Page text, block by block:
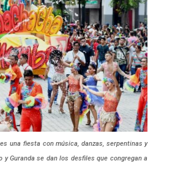
una fiesta con música, danzas, serpentinas y
y Guranda se dan los desfiles que congregan a